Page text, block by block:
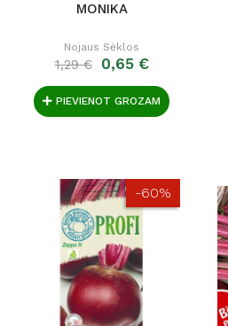
MONIKA
Nojaus Sėklos
1,29 € 0,65 €
PIEVIENOT GROZAM
-60%